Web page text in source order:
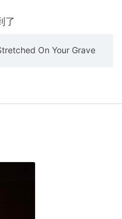
了
On Your Grave